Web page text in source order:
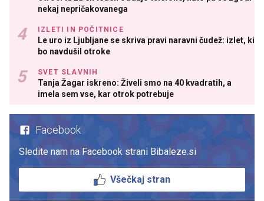
nekaj nepričakovanega
IZLETI IN POČITNICE
Le uro iz Ljubljane se skriva pravi naravni čudež: izlet, ki
bo navdušil otroke
SVET SLAVNIH
Tanja Žagar iskreno: Živeli smo na 40 kvadratih, a
imela sem vse, kar otrok potrebuje
Facebook
Sledite nam na Facebook strani Bibaleze.si
Všečkaj stran